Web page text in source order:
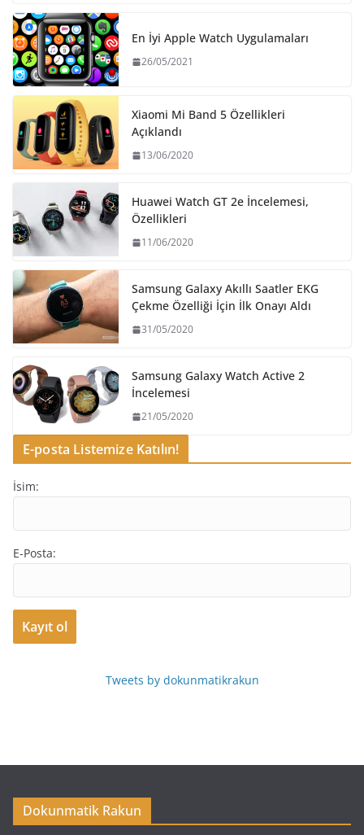
En İyi Apple Watch Uygulamaları
26/05/2021
Xiaomi Mi Band 5 Özellikleri
Açıklandı
13/06/2020
Huawei Watch GT 2e İncelemesi,
Özellikleri
11/06/2020
Samsung Galaxy Akıllı Saatler EKG
Çekme Özelliği İçin İlk Onayı Aldı
31/05/2020
Samsung Galaxy Watch Active 2
İncelemesi
21/05/2020
E-posta Listemize Katılın!
İsim:
E-Posta:
Tweets by dokunmatikrakun
Dokunmatik Rakun